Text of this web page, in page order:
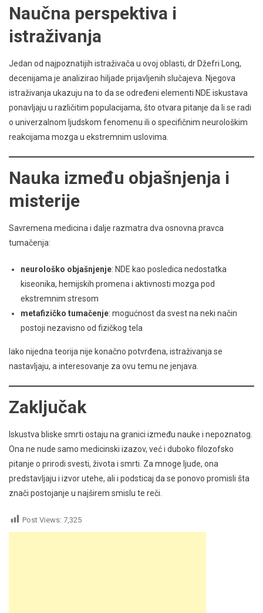
Naučna perspektiva i
istraživanja
Jedan od najpoznatijih istraživača u ovoj oblasti, dr Džefri Long,
decenijama je analizirao hiljade prijavljenih slučajeva. Njegova
istraživanja ukazuju na to da se određeni elementi NDE iskustava
ponavljaju u različitim populacijama, što otvara pitanje da li se radi
o univerzalnom ljudskom fenomenu ili o specifičnim neurološkim
reakcijama mozga u ekstremnim uslovima.
Nauka između objašnjenja i
misterije
Savremena medicina i dalje razmatra dva osnovna pravca
tumačenja:
neurološko objašnjenje: NDE kao posledica nedostatka
kiseonika, hemijskih promena i aktivnosti mozga pod
ekstremnim stresom
metafizičko tumačenje: mogućnost da svest na neki način
postoji nezavisno od fizičkog tela
Iako nijedna teorija nije konačno potvrđena, istraživanja se
nastavljaju, a interesovanje za ovu temu ne jenjava.
Zaključak
Iskustva bliske smrti ostaju na granici između nauke i nepoznatog.
Ona ne nude samo medicinski izazov, već i duboko filozofsko
pitanje o prirodi svesti, života i smrti. Za mnoge ljude, ona
predstavljaju i izvor utehe, ali i podsticaj da se ponovo promisli šta
znači postojanje u najširem smislu te reči.
Post Views: 7,325